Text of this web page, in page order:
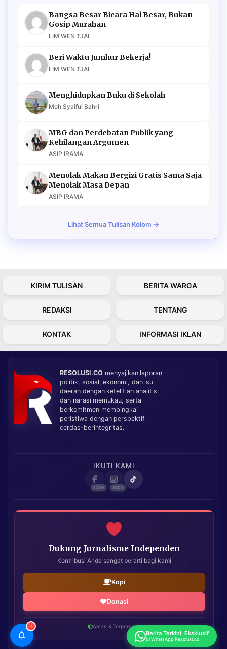
Bangsa Besar Bicara Hal Besar, Bukan
Gosip Murahan
LIM WEN TJAI
Beri Waktu Jumhur Bekerja!
LIM WEN TJAI
Menghidupkan Buku di Sekolah
Moh Syaiful Bahri
MBG dan Perdebatan Publik yang
Kehilangan Argumen
ASIP IRAMA
Menolak Makan Bergizi Gratis Sama Saja
Menolak Masa Depan
ASIP IRAMA
Lihat Semua Tulisan Kolom →
KIRIM TULISAN BERITA WARGA
REDAKSI TENTANG
KONTAK INFORMASI IKLAN
RESOLUSI.CO menyajikan laporan
politik, sosial, ekonomi, dan isu
daerah dengan ketelitian analitis
dan narasi memukau, serta
berkomitmen membingkai
peristiwa dengan perspektif
cerdas-berintegritas.
IKUTI KAMI
Dukung Jurnalisme Independen
Kontribusi Anda sangat berarti bagi kami
Kopi
Donasi
Aman & Terpercaya
!
Berita Terkini, Eksklusif
di WhatsApp Resolusi.co